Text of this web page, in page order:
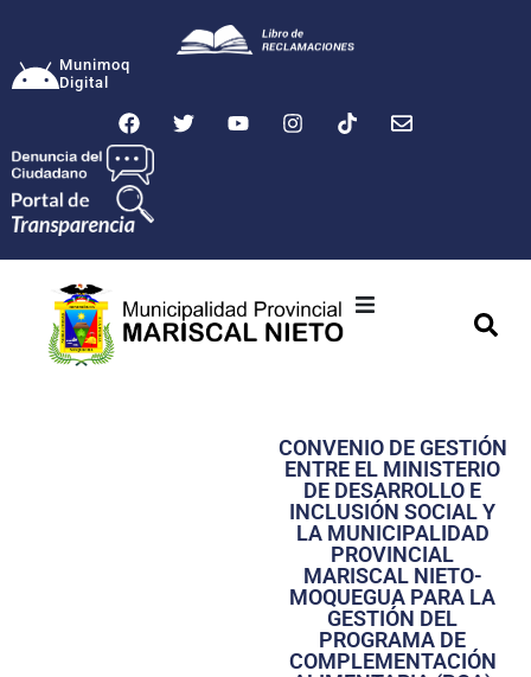
Munimoq
Digital
Transparencia
Seguridad
Programas
Intranet
CONVENIO DE GESTIÓN
ENTRE EL MINISTERIO
DE DESARROLLO E
INCLUSIÓN SOCIAL Y
LA MUNICIPALIDAD
PROVINCIAL
MARISCAL NIETO-
MOQUEGUA PARA LA
GESTIÓN DEL
PROGRAMA DE
COMPLEMENTACIÓN